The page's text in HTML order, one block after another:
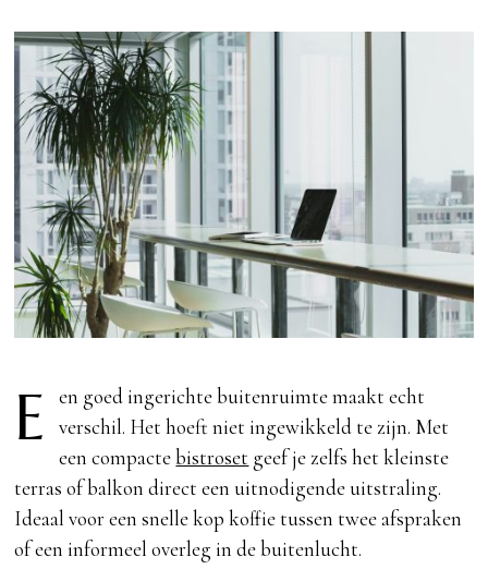
E
en goed ingerichte buitenruimte maakt echt
verschil. Het hoeft niet ingewikkeld te zijn. Met
een compactebistroset geef je zelfs het kleinste
terras of balkon direct een uitnodigende uitstraling.
Ideaal voor een snelle kop koffie tussen twee afspraken
of een informeel overleg in de buitenlucht.